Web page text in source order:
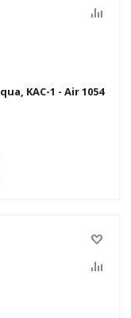
KAC-1 - Air 1054